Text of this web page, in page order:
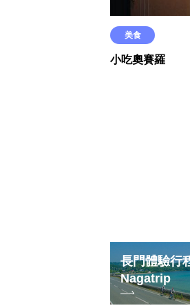
美食
小吃奧賽羅
長門體驗行
Nagatrip